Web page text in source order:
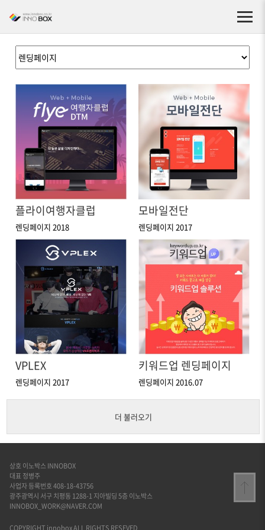
플라이여행자클럽
렌딩페이지 2018
모바일전단
렌딩페이지 2017
VPLEX
렌딩페이지 2017
키워드업 렌딩페이지
렌딩페이지 2016.07
더 불러오기
상호 이노박스 INNOBOX
대표 정병주
사업자 등록번호 408-18-43756
광주광역시 서구 치평동 1288-1 지아빌딩 5층 이노박스
INNOBOX_WORK@NAVER.COM
COPYRIGHT innobox ALL RIGHTS RESEVED